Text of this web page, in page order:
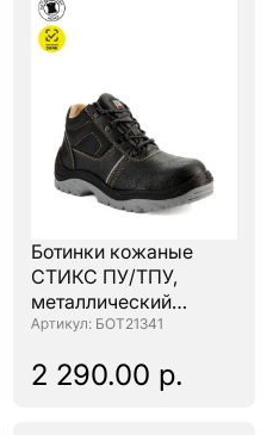
Ботинки кожаные
СТИКС ПУ/ТПУ,
металлический
подносок: БОТ21341
2 290.00 р.